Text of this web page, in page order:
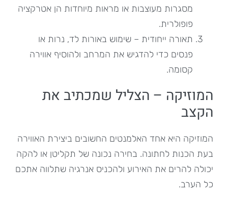
מסגרות מעוצבות או מראות מיוחדות הן אטרקציה
פופולרית.
תאורה ייחודית – שימוש באורות לד, נרות או
פנסים כדי להדגיש את המרחב ולהוסיף אווירה
קסומה.
המוזיקה – הצליל שמכתיב את
הקצב
המוזיקה היא אחד האלמנטים החשובים ביצירת האווירה
בעת הכנות לחתונה. בחירה נכונה של תקליטן או להקה
יכולה להרים את האירוע ולהכניס אנרגיה שתלווה אתכם
כל הערב.